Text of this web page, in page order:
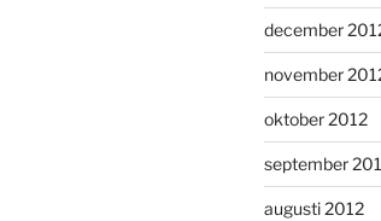
december
november
oktober 2012
september
augusti 2012